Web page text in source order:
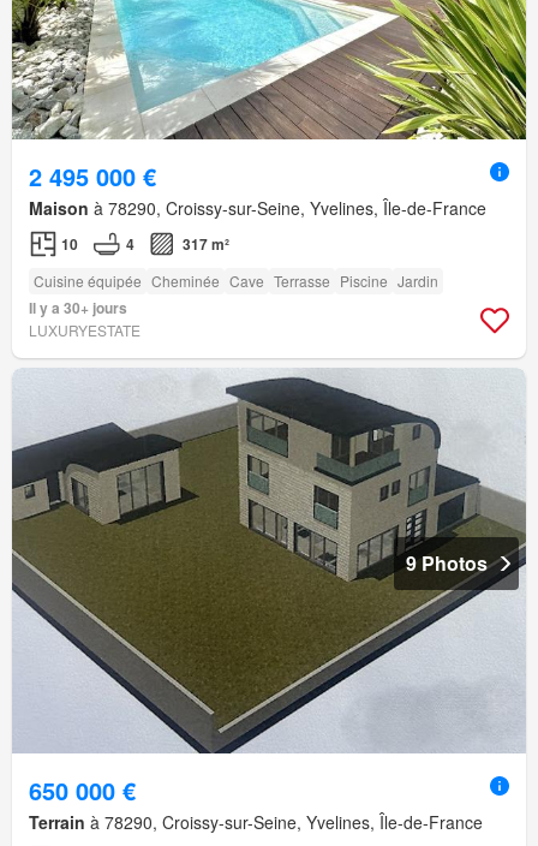
2 495 000 €
Maison à 78290, Croissy-sur-Seine, Yvelines, Île-de-France
10 4 317 m²
Cuisine équipée Cheminée Cave Terrasse Piscine Jardin
Il y a 30+ jours
LUXURYESTATE
9 Photos
650 000 €
Terrain à 78290, Croissy-sur-Seine, Yvelines, Île-de-France